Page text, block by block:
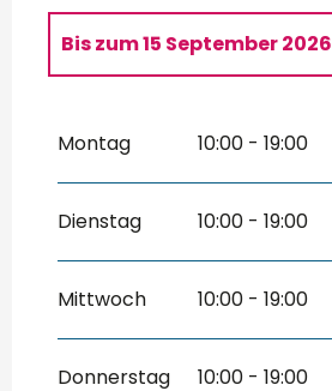
vom 1 April 2026 bis zum
Bis zum15 September 2026
vom16 September 2026
Oktober 2026
November 2026
Montag 10:00 - 19:00
Dienstag 10:00 - 19:00
Mittwoch 10:00 - 19:00
Donnerstag 10:00 - 19:00